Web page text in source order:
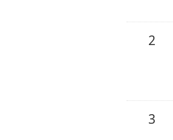
2
3